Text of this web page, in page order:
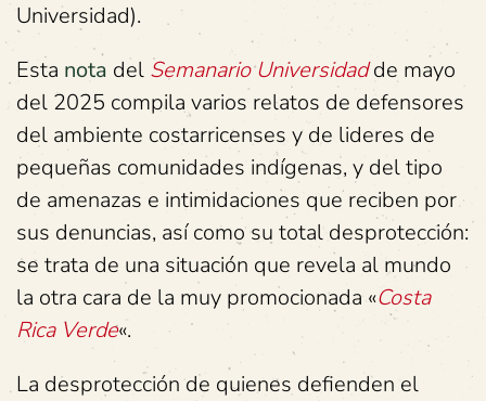
Universidad).
Esta nota del Semanario Universidadde mayo
del 2025 compila varios relatos de defensores
del ambiente costarricenses y de lideres de
pequeñas comunidades indígenas, y del tipo
de amenazas e intimidaciones que reciben por
sus denuncias, así como su total desprotección:
se trata de una situación que revela al mundo
la otra cara de la muy promocionada «Costa
Rica Verde«.
La desprotección de quienes defienden el